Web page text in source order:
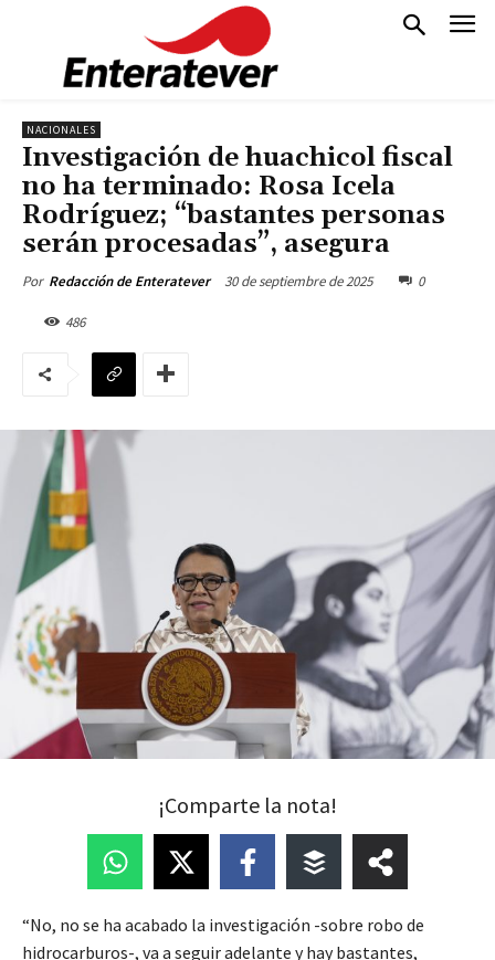
NACIONALES
Investigación de huachicol fiscal
no ha terminado: Rosa Icela
Rodríguez; “bastantes personas
serán procesadas”, asegura
Por Redacción de Enteratever 30 de septiembre de 2025 0
486
¡Comparte la nota!
“No, no se ha acabado la investigación -sobre robo de
hidrocarburos-, va a seguir adelante y hay bastantes,